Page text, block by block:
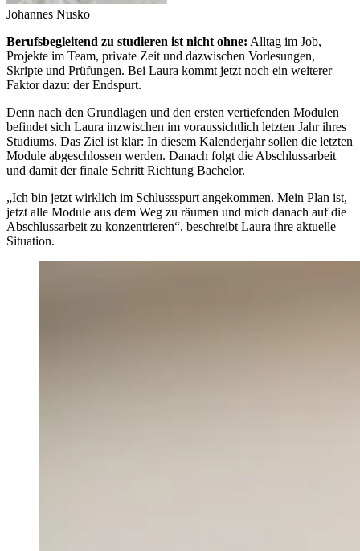
Johannes Nusko
Berufsbegleitend zu studieren ist nicht ohne: Alltag im Job,
Projekte im Team, private Zeit und dazwischen Vorlesungen,
Skripte und Prüfungen. Bei Laura kommt jetzt noch ein weiterer
Faktor dazu: der Endspurt.
Denn nach den Grundlagen und den ersten vertiefenden Modulen
befindet sich Laura inzwischen im voraussichtlich letzten Jahr ihres
Studiums. Das Ziel ist klar: In diesem Kalenderjahr sollen die letzten
Module abgeschlossen werden. Danach folgt die Abschlussarbeit
und damit der finale Schritt Richtung Bachelor.
„Ich bin jetzt wirklich im Schlussspurt angekommen. Mein Plan ist,
jetzt alle Module aus dem Weg zu räumen und mich danach auf die
Abschlussarbeit zu konzentrieren“, beschreibt Laura ihre aktuelle
Situation.